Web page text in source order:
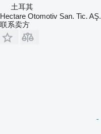
土耳其
Hectare Otomotiv San. Tic. AŞ.
联系卖方